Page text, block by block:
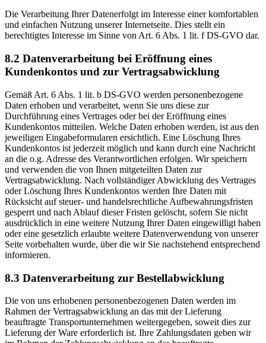
Die Verarbeitung Ihrer Datenerfolgt im Interesse einer komfortablen
und einfachen Nutzung unserer Internetseite. Dies stellt ein
berechtigtes Interesse im Sinne von Art. 6 Abs. 1 lit. f DS-GVO dar.
8.2 Datenverarbeitung bei Eröffnung eines
Kundenkontos und zur Vertragsabwicklung
Gemäß Art. 6 Abs. 1 lit. b DS-GVO werden personenbezogene
Daten erhoben und verarbeitet, wenn Sie uns diese zur
Durchführung eines Vertrages oder bei der Eröffnung eines
Kundenkontos mitteilen. Welche Daten erhoben werden, ist aus den
jeweiligen Eingabeformularen ersichtlich. Eine Löschung Ihres
Kundenkontos ist jederzeit möglich und kann durch eine Nachricht
an die o.g. Adresse des Verantwortlichen erfolgen. Wir speichern
und verwenden die von Ihnen mitgeteilten Daten zur
Vertragsabwicklung. Nach vollständiger Abwicklung des Vertrages
oder Löschung Ihres Kundenkontos werden Ihre Daten mit
Rücksicht auf steuer- und handelsrechtliche Aufbewahrungsfristen
gesperrt und nach Ablauf dieser Fristen gelöscht, sofern Sie nicht
ausdrücklich in eine weitere Nutzung Ihrer Daten eingewilligt haben
oder eine gesetzlich erlaubte weitere Datenverwendung von unserer
Seite vorbehalten wurde, über die wir Sie nachstehend entsprechend
informieren.
8.3 Datenverarbeitung zur Bestellabwicklung
Die von uns erhobenen personenbezogenen Daten werden im
Rahmen der Vertragsabwicklung an das mit der Lieferung
beauftragte Transportunternehmen weitergegeben, soweit dies zur
Lieferung der Ware erforderlich ist. Ihre Zahlungsdaten geben wir